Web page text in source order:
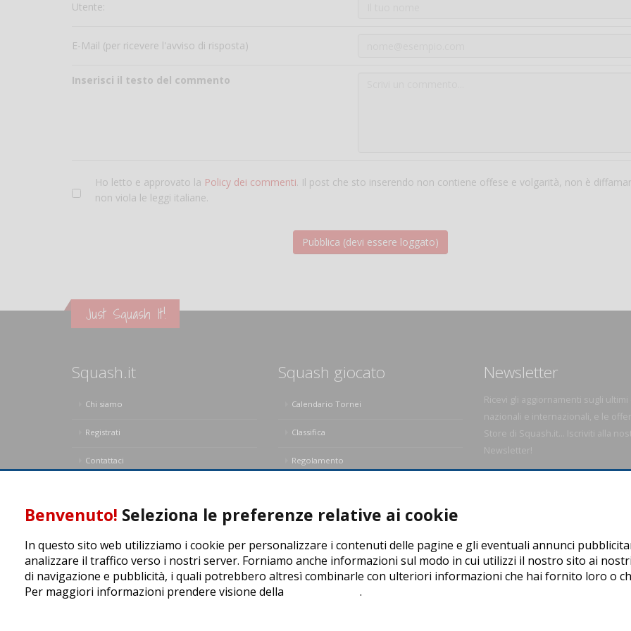
Utente:
E-Mail (per ricevere l'avviso di risposta)
Inserisci il testo del commento
Ho letto e approvato la Policy dei commenti. Il post che sto inserendo non contiene offese e volgarità, non è
non viola le leggi italiane.
Just Squash It!
Squash.it
Chi siamo
Registrati
Contattaci
Squash giocato
Calendario Tornei
Classifica
Regolamento
Newsletter
Ricevi gli aggiornamenti sugli ultimi
nazionali e internazionali, e le
Store di Squash.it... Iscriviti alla
Newsletter!
Benvenuto! Seleziona le preferenze relative ai cookie
In questo sito web utilizziamo i cookie per personalizzare i contenuti delle pagine e gli eventuali annunci
analizzare il traffico verso i nostri server. Forniamo anche informazioni sul modo in cui utilizzi il nostro sito ai
di navigazione e pubblicità, i quali potrebbero altresì combinarle con ulteriori informazioni che hai fornito loro o
Per maggiori informazioni prendere visione della
.
ASD Let's Sport - Via T. Olivelli 3, 25014 Castenedolo (BS) - P. Iva: 04278030988